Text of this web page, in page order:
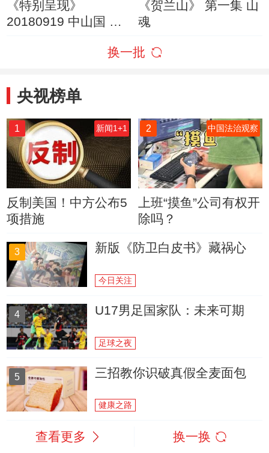
《特别呈现》
20180919 中山国 第
《贺兰山》 第一集 山
魂
换一批
央视榜单
1 新闻1+1
反制美国！中方公布5
项措施
2 中国法治观察
上班“摸鱼”公司有权开
除吗？
3 新版《防卫白皮书》藏祸心
今日关注
4 U17男足国家队：未来可期
足球之夜
5 三招教你识破真假全麦面包
健康之路
查看更多 换一换